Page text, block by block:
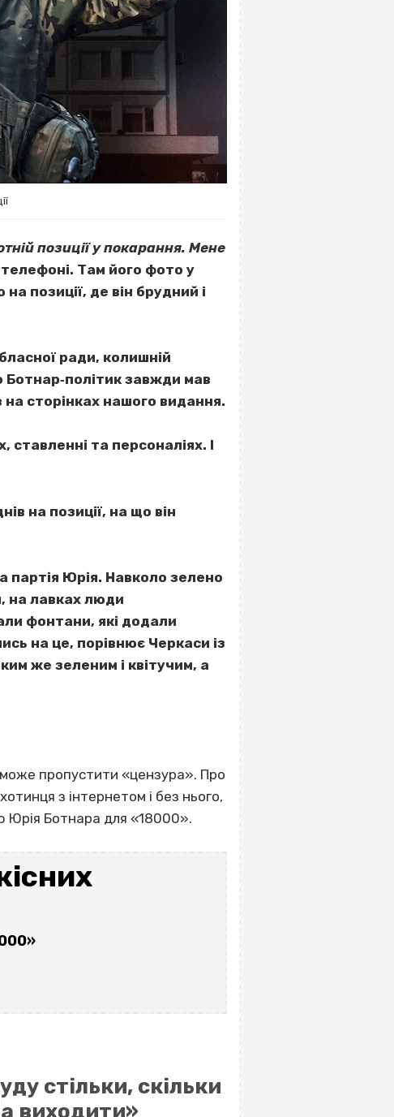
позиції у покарання. Мене
Там його фото у
позиції, де він брудний і
ради, колишній
Ботнар‐політик завжди мав
на сторінках нашого видання.
та персоналіях. І
на позиції, на що він
партія Юрія. Навколо зелено
на лавках люди
фонтани, які додали
на це, порівнює Черкаси із
же зеленим і квітучим, а
може пропустити «цензура». Про
з інтернетом і без нього,
Юрія Ботнара для «18000».
стільки, скільки